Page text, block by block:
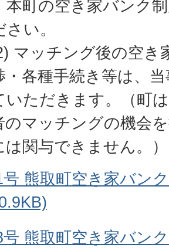
本町の空き家バンク
い。
マッチング後の空き
・各種手続き等は、
いただきます。（町
のマッチングの機会
は関与できません。）
熊取町空き家バン
熊取町空き家バン